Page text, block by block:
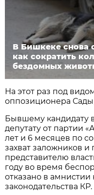
В Бишкеке снова
как сократить
бездомных
На этот раз под
оппозиционера
Бывшему кандидату
депутату от партии
лет и 6 месяцев по
захват заложников
представителю
году во время
отказано в амнистии
законодательства КР.